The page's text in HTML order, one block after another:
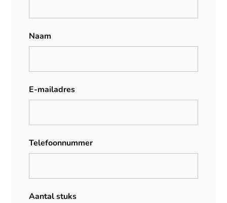
Naam
E-mailadres
Telefoonnummer
Aantal stuks